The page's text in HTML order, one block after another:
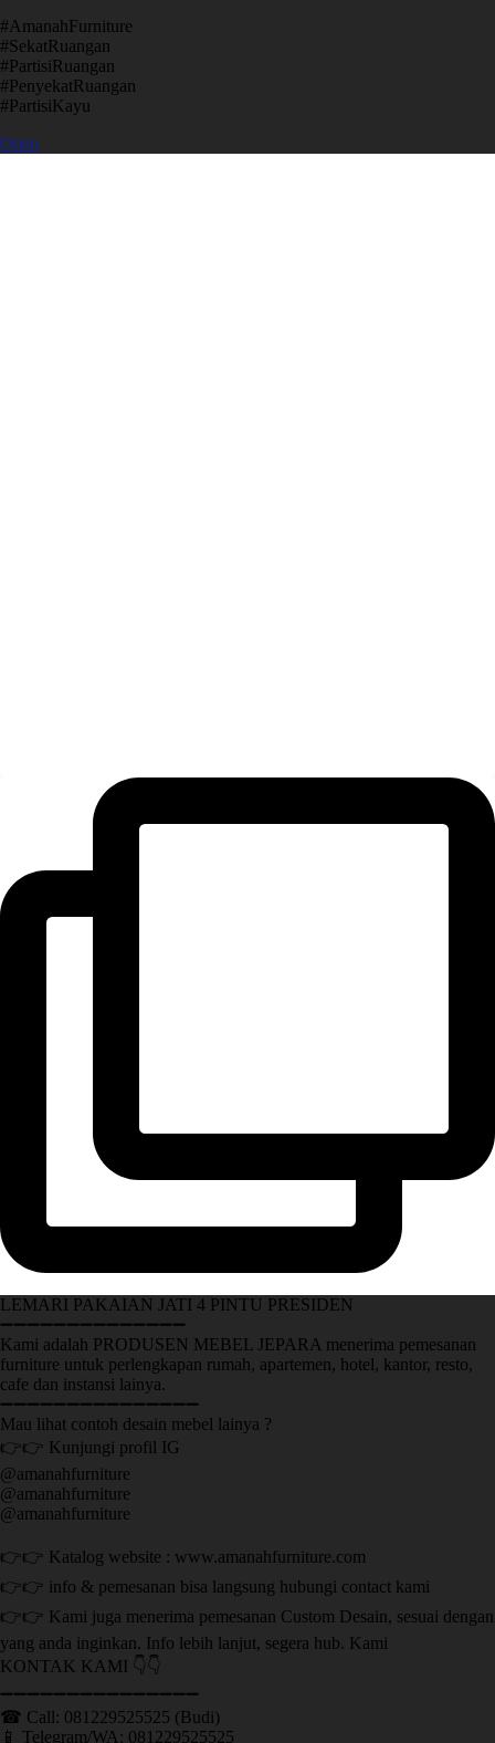
​#AmanahFurniture
​#SekatRuangan
​#PartisiRuangan
​#PenyekatRuangan
​#PartisiKayu
Open
LEMARI PAKAIAN JATI 4 PINTU PRESIDEN
➖➖➖➖➖➖➖➖➖➖➖➖➖➖
Kami adalah PRODUSEN MEBEL JEPARA menerima pemesanan
furniture untuk perlengkapan rumah, apartemen, hotel, kantor, resto,
cafe dan instansi lainya.
➖➖➖➖➖➖➖➖➖➖➖➖➖➖➖
Mau lihat contoh desain mebel lainya ?
👉👉 Kunjungi profil IG
@amanahfurniture
@amanahfurniture
@amanahfurniture
👉👉 Katalog website : www.amanahfurniture.com
👉👉 info & pemesanan bisa langsung hubungi contact kami
👉👉 Kami juga menerima pemesanan Custom Desain, sesuai dengan
yang anda inginkan. Info lebih lanjut, segera hub. Kami
KONTAK KAMI 👇👇
➖➖➖➖➖➖➖➖➖➖➖➖➖➖➖ ㅤ
☎ Call: 081229525525 (Budi)
📱 Telegram/WA: 081229525525